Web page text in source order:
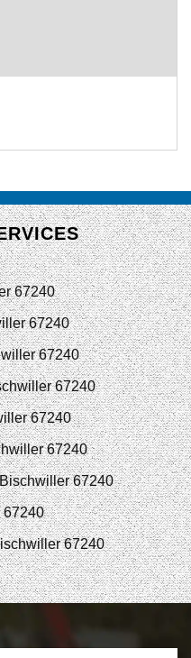
67240
67240
67240
67240
67240
67240
67240
67240
67240